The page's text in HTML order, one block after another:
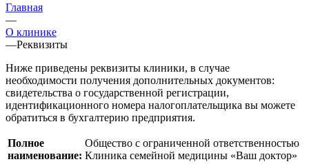
Главная
—
О клинике
—Реквизиты
Ниже приведены реквизиты клиники, в случае
необходимости получения дополнительных документов:
свидетельства о государственной регистрации,
идентификационного номера налогоплательщика вы можете
обратиться в бухгалтерию предприятия.
Полное
наименование:
Общество с ограниченной ответственностью
Клиника семейной медицины «Ваш доктор»